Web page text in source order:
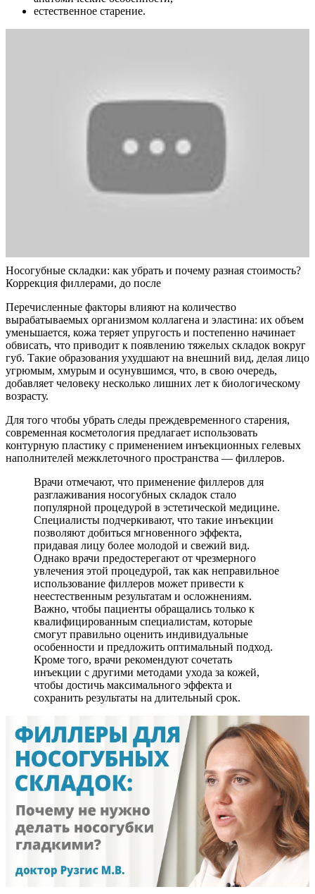
естественное старение.
Носогубные складки: как убрать и почему разная стоимость?
Коррекция филлерами, до после
Перечисленные факторы влияют на количество
вырабатываемых организмом коллагена и эластина: их объем
уменьшается, кожа теряет упругость и постепенно начинает
обвисать, что приводит к появлению тяжелых складок вокруг
губ. Такие образования ухудшают на внешний вид, делая лицо
угрюмым, хмурым и осунувшимся, что, в свою очередь,
добавляет человеку несколько лишних лет к биологическому
возрасту.
Для того чтобы убрать следы преждевременного старения,
современная косметология предлагает использовать
контурную пластику с применением инъекционных гелевых
наполнителей межклеточного пространства — филлеров.
Врачи отмечают, что применение филлеров для
разглаживания носогубных складок стало
популярной процедурой в эстетической медицине.
Специалисты подчеркивают, что такие инъекции
позволяют добиться мгновенного эффекта,
придавая лицу более молодой и свежий вид.
Однако врачи предостерегают от чрезмерного
увлечения этой процедурой, так как неправильное
использование филлеров может привести к
неестественным результатам и осложнениям.
Важно, чтобы пациенты обращались только к
квалифицированным специалистам, которые
смогут правильно оценить индивидуальные
особенности и предложить оптимальный подход.
Кроме того, врачи рекомендуют сочетать
инъекции с другими методами ухода за кожей,
чтобы достичь максимального эффекта и
сохранить результаты на длительный срок.